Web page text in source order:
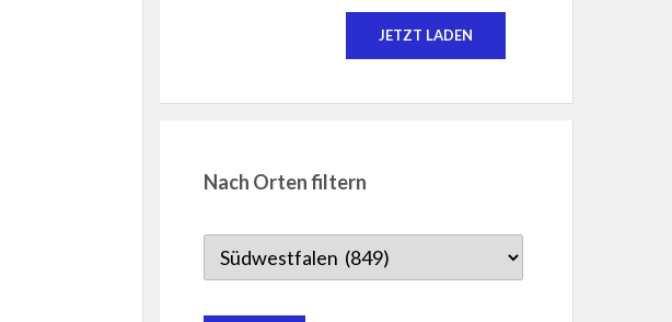
JETZT LADEN
Nach Orten filtern